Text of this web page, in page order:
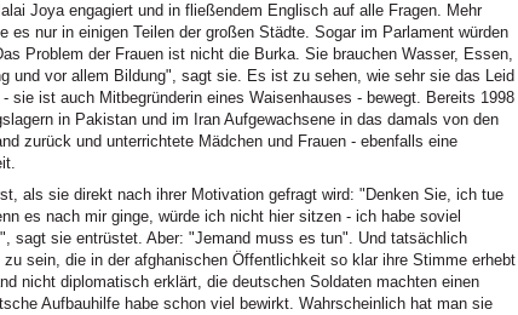
Joya engagiert und in fließendem Englisch auf alle Fragen. Mehr
es nur in einigen Teilen der großen Städte. Sogar im Parlament würden
Problem der Frauen ist nicht die Burka. Sie brauchen Wasser, Essen,
und vor allem Bildung", sagt sie. Es ist zu sehen, wie sehr sie das Leid
sie ist auch Mitbegründerin eines Waisenhauses - bewegt. Bereits 1998
in Pakistan und im Iran Aufgewachsene in das damals von den
zurück und unterrichtete Mädchen und Frauen - ebenfalls eine
als sie direkt nach ihrer Motivation gefragt wird: "Denken Sie, ich tue
es nach mir ginge, würde ich nicht hier sitzen - ich habe soviel
sagt sie entrüstet. Aber: "Jemand muss es tun". Und tatsächlich
sein, die in der afghanischen Öffentlichkeit so klar ihre Stimme erhebt
nicht diplomatisch erklärt, die deutschen Soldaten machten einen
Aufbauhilfe habe schon viel bewirkt. Wahrscheinlich hat man sie